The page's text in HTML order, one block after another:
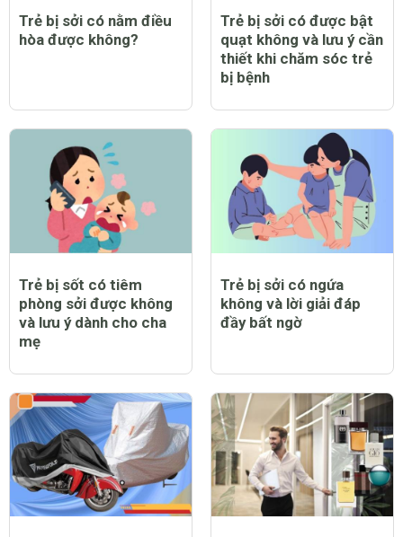
Trẻ bị sởi có nằm điều
hòa được không?
Trẻ bị sởi có được bật
quạt không và lưu ý cần
thiết khi chăm sóc trẻ
bị bệnh
Trẻ bị sốt có tiêm
phòng sởi được không
và lưu ý dành cho cha
mẹ
Trẻ bị sởi có ngứa
không và lời giải đáp
đầy bất ngờ